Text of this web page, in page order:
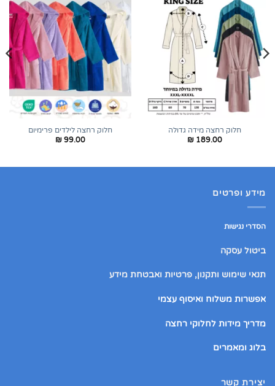
חלוק רחצה מידה גדולה
₪ 189.00
חלוק רחצה לילדים פרימיום
₪ 99.00
מידע ופרטים
הסדרי נגישות
ביטול עסקה
תנאי שימוש ותקנון, פרטיות ואבטחת מידע
אפשרות משלוח ואיסוף עצמי
מדריך מידות לחלוקי רחצה
בלוג ומאמרים
יצירת קשר